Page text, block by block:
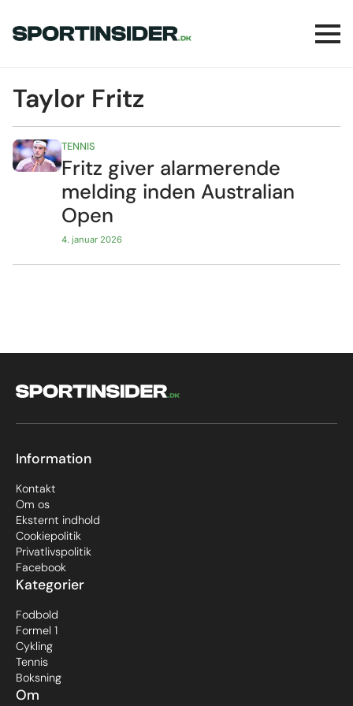
Taylor Fritz
Fritz giver alarmerende
melding inden Australian
Open
4. januar 2026
TENNIS
Om
Kategorier
Fodbold
Formel 1
Cykling
Tennis
Boksning
Information
Kontakt
Om os
Eksternt indhold
Cookiepolitik
Privatlivspolitik
Facebook